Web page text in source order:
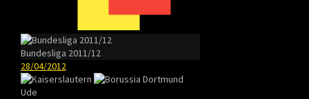
Bundesliga 2011/12
28/04/2012
Ude